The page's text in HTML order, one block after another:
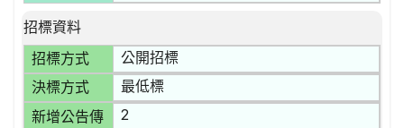
招標資料
招標方式
公開招標
決標方式 最低標
新增公告傳
2